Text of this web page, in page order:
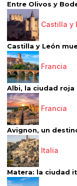
Entre Olivos y
Castilla y
Castilla y León
Francia
Albi, la ciudad roja
Francia
Avignon, un
Italia
Matera: la ciudad